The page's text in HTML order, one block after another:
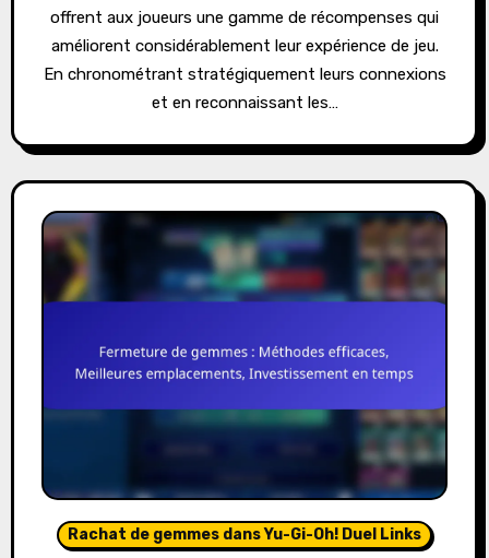
offrent aux joueurs une gamme de récompenses qui
améliorent considérablement leur expérience de jeu.
En chronométrant stratégiquement leurs connexions
et en reconnaissant les…
Rachat de gemmes dans Yu-Gi-Oh! Duel Links